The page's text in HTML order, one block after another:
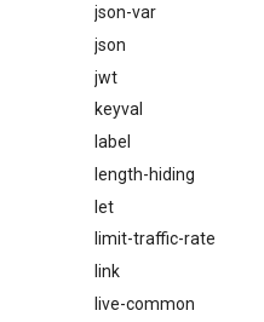
json-var
json
jwt
keyval
label
length-hiding
let
limit-traffic-rate
link
live-common